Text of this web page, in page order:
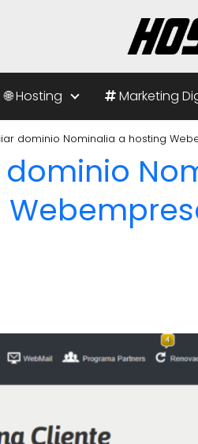
🌐 Hosting Marketing
dominio Nominalia a hosting